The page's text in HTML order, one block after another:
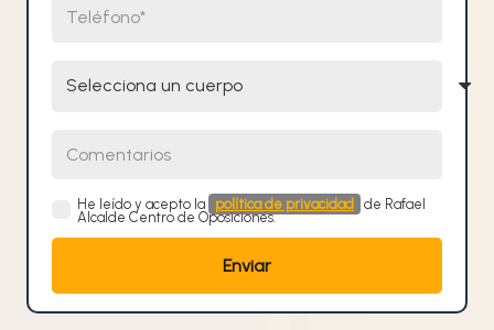
He leído y acepto la política de privacidad
de Rafael
Alcalde Centro de Oposiciones.